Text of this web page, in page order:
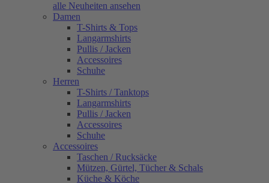
alle Neuheiten ansehen
Damen
T-Shirts & Tops
Langarmshirts
Pullis / Jacken
Accessoires
Schuhe
Herren
T-Shirts / Tanktops
Langarmshirts
Pullis / Jacken
Accessoires
Schuhe
Accessoires
Taschen / Rucksäcke
Mützen, Gürtel, Tücher & Schals
Küche & Köche